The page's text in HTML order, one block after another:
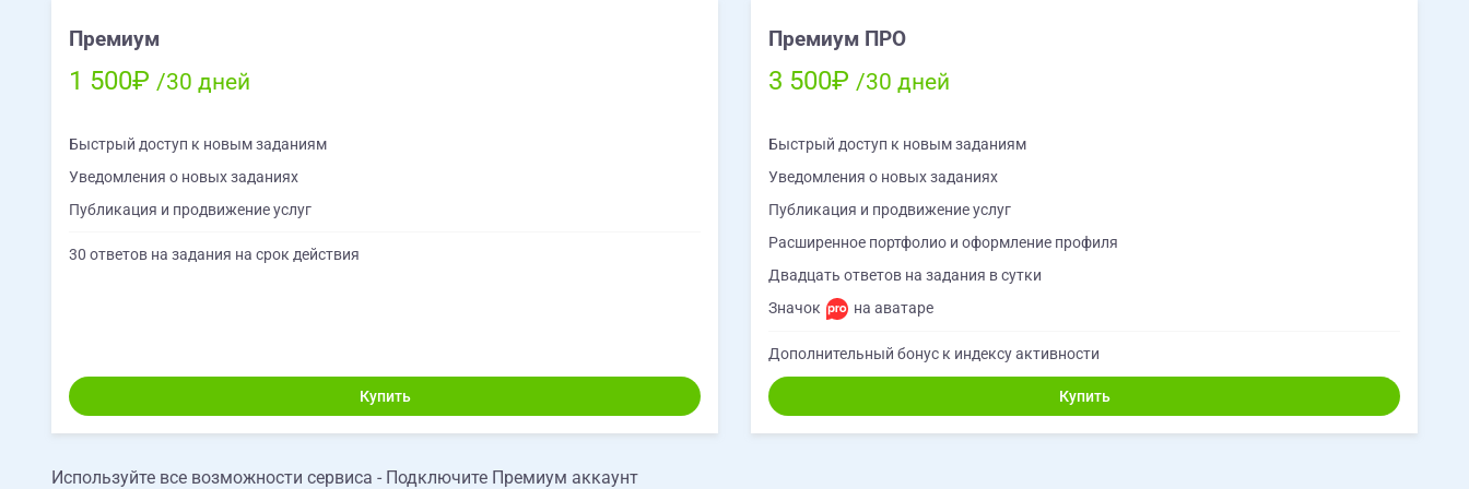
Премиум
1 500₽ /30 дней
Быстрый доступ к новым заданиям
Уведомления о новых заданиях
Публикация и продвижение услуг
30 ответов на задания на срок действия
Купить
Премиум ПРО
3 500₽ /30 дней
Быстрый доступ к новым заданиям
Уведомления о новых заданиях
Публикация и продвижение услуг
Расширенное портфолио и оформление профиля
Двадцать ответов на задания в сутки
Значок
на аватаре
Дополнительный бонус к индексу активности
Купить
Используйте все возможности сервиса - Подключите Премиум аккаунт